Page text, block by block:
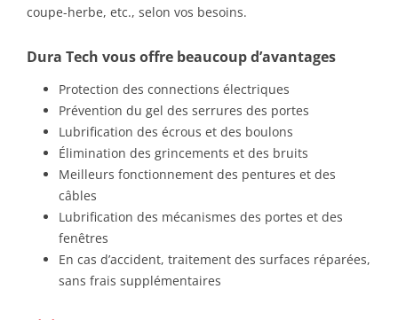
coupe-herbe, etc., selon vos besoins.
Dura Tech vous offre beaucoup d’avantages
Protection des connections électriques
Prévention du gel des serrures des portes
Lubrification des écrous et des boulons
Élimination des grincements et des bruits
Meilleurs fonctionnement des pentures et des
câbles
Lubrification des mécanismes des portes et des
fenêtres
En cas d’accident, traitement des surfaces réparées,
sans frais supplémentaires